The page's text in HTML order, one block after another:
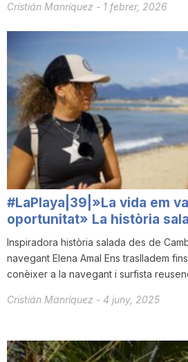
e
T
a
r
r
a
g
Cristián Manríquez - 1 febrer, 2026
#LaPlaya|39|»La vida em
oportunitat» La història
Inspiradora història salada des de
navegant Elena Amal Ens traslladem
conèixer a la navegant i surfista
Cristián Manríquez - 4 juny, 2025